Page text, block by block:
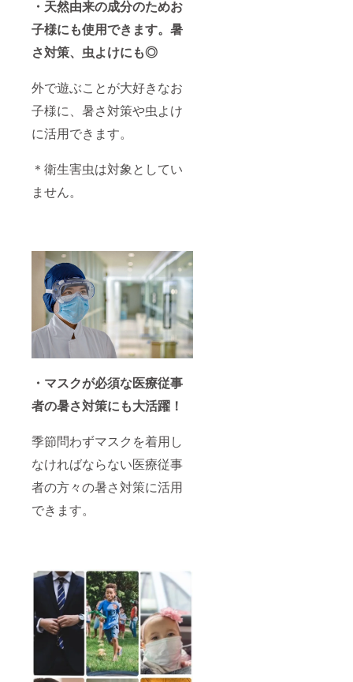
・天然由来の成分のためお
子様にも使用できます。暑
さ対策、虫よけにも◎
外で遊ぶことが大好きなお
子様に、暑さ対策や虫よけ
に活用できます。
＊衛生害虫は対象としてい
ません。
・マスクが必須な医療従事
者の暑さ対策にも大活躍！
季節問わずマスクを着用し
なければならない医療従事
者の方々の暑さ対策に活用
できます。